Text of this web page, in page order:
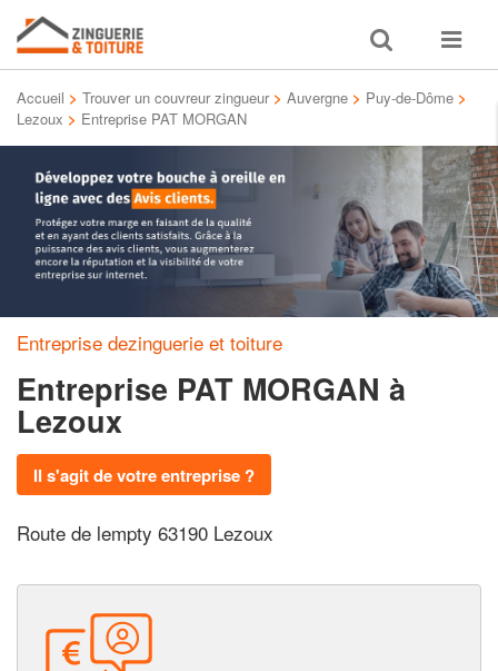
Toggle
search
Toggle
Accueil > Trouver un couvreur zingueur > Auvergne > Puy-de-Dôme >
Lezoux > Entreprise PAT MORGAN
Entreprise dezinguerie et toiture
Entreprise PAT MORGAN à
Lezoux
Il s'agit de votre entreprise ?
Route de lempty 63190 Lezoux